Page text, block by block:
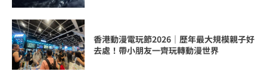
香港動漫電玩節2026｜歷年最大規模親子好
去處！帶小朋友一齊玩轉動漫世界